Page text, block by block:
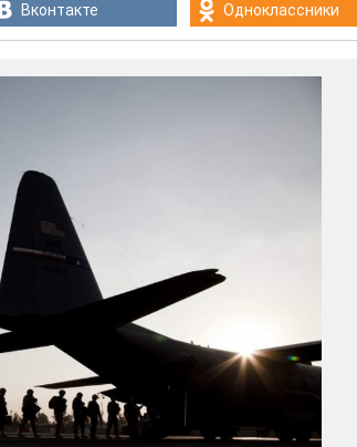
Вконтакте Одноклассники